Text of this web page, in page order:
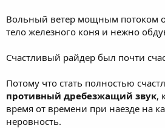
Вольный ветер мощным потоком
тело железного коня и нежно
Счастливый райдер был почти
Потому что стать полностью
противный дребезжащий звук,
время от времени при наезде на
неровность.